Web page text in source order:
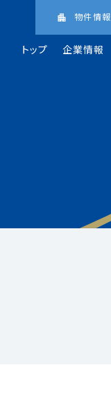
物件情報
トップ 企業情報